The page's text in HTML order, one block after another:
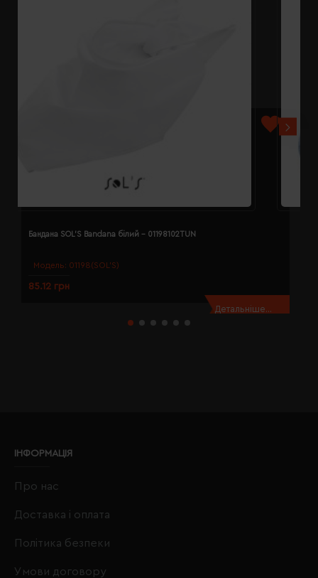
Модель: 01198(SOL’S)
Бандана SOL'S Bandana білий - 01198102TUN
85.12 грн
Детальніше...
ІНФОРМАЦІЯ
Про нас
Доставка і оплата
Політика безпеки
Умови договору